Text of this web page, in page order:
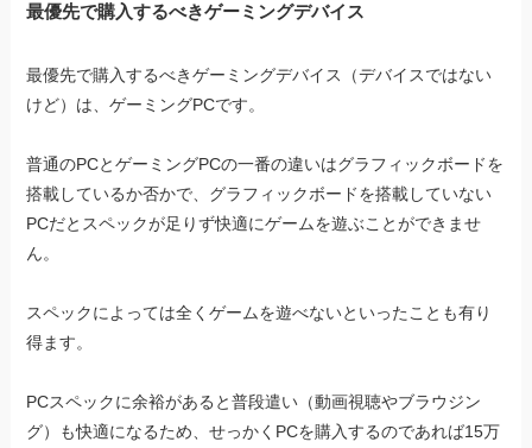
最優先で購入するべきゲーミングデバイス
最優先で購入するべきゲーミングデバイス（デバイスではない
けど）は、ゲーミングPCです。
普通のPCとゲーミングPCの一番の違いはグラフィックボードを
搭載しているか否かで、グラフィックボードを搭載していない
PCだとスペックが足りず快適にゲームを遊ぶことができませ
ん。
スペックによっては全くゲームを遊べないといったことも有り
得ます。
PCスペックに余裕があると普段遣い（動画視聴やブラウジン
グ）も快適になるため、せっかくPCを購入するのであれば15万